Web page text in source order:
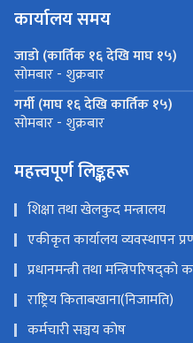
कार्यालय समय
जाडो (कार्तिक १६ देखि माघ १५)
सोमबार - शुक्रबार
गर्मी (माघ १६ देखि कार्तिक १५)
सोमबार - शुक्रबार
महत्त्वपूर्ण लिङ्कहरू
शिक्षा तथा खेलकुद मन्त्रालय
एकीकृत कार्यालय व्यवस्थापन
प्रधानमन्त्री तथा मन्त्रिपरिषद्को
राष्ट्रिय किताबखाना(निजामति)
कर्मचारी सञ्चय कोष